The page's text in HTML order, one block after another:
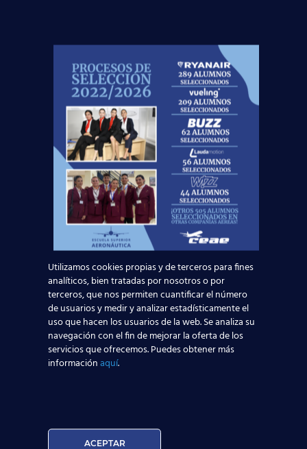
2017/2018, te esperamos enmás de 20 centros
, donde podemos
formarte para que te conviertas en un
profesional de la aviación comercial.
¿Quieres saber más? Pídenosinformación
compromiso:
Solicita información
Nombre*
Teléfono*
Email*
Edad*:
Utilizamos cookies propias y de terceros para fines
analíticos, bien tratadas por nosotros o por
terceros, que nos permiten cuantificar el número
de usuarios y medir y analizar estadísticamente el
uso que hacen los usuarios de la web. Se analiza su
navegación con el fin de mejorar la oferta de los
servicios que ofrecemos. Puedes obtener más
informaciónaquí.
ACEPTAR